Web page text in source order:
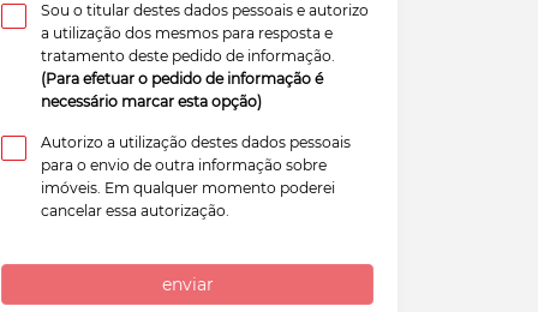
Sou o titular destes dados pessoais e autorizo
a utilização dos mesmos para resposta e
tratamento deste pedido de informação.
(Para efetuar o pedido de informação é
necessário marcar esta opção)
Autorizo a utilização destes dados pessoais
para o envio de outra informação sobre
imóveis. Em qualquer momento poderei
cancelar essa autorização.
enviar